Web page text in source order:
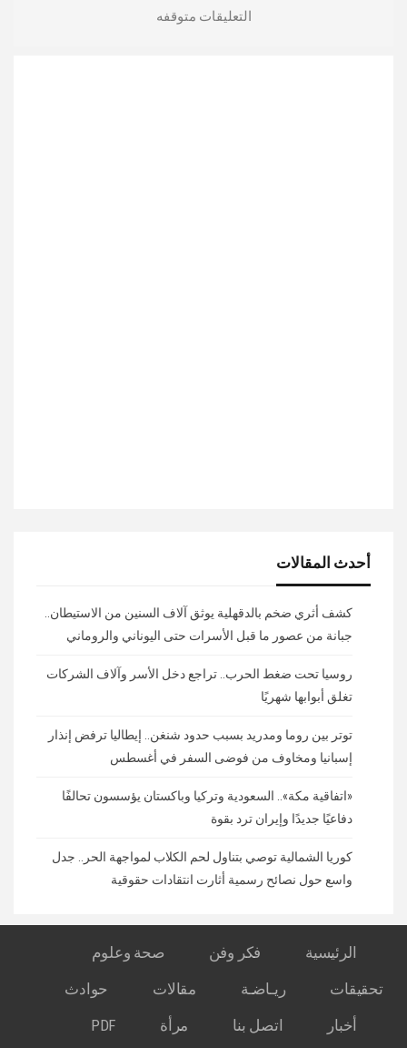
التعليقات متوقفه
أحدث المقالات
كشف أثري ضخم بالدقهلية يوثق آلاف السنين من الاستيطان..
جبانة من عصور ما قبل الأسرات حتى اليوناني والروماني
روسيا تحت ضغط الحرب.. تراجع دخل الأسر وآلاف الشركات
تغلق أبوابها شهريًا
توتر بين روما ومدريد بسبب حدود شنغن.. إيطاليا ترفض إنذار
إسبانيا ومخاوف من فوضى السفر في أغسطس
«اتفاقية مكة».. السعودية وتركيا وباكستان يؤسسون تحالفًا
دفاعيًا جديدًا وإيران ترد بقوة
كوريا الشمالية توصي بتناول لحم الكلاب لمواجهة الحر.. جدل
واسع حول نصائح رسمية أثارت انتقادات حقوقية
الرئيسية فكر وفن
صحة وعلوم
تحقيقات
ريـاضـة مقالات
حوادث
أخبار
اتصل بنا مرأة PDF